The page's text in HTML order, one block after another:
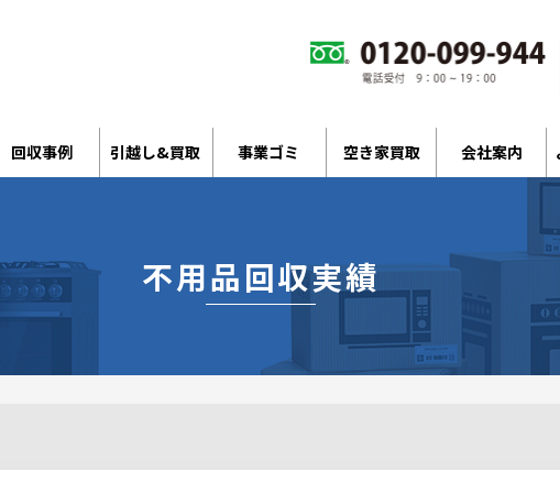
回収事例 引越し&買取 事業ゴミ 空き家買取 会社案内
不用品回収実績